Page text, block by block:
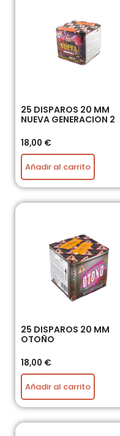
25 DISPAROS 20 MM
NUEVA GENERACION 2
18,00 €
Añadir al carrito
25 DISPAROS 20 MM
OTOÑO
18,00 €
Añadir al carrito